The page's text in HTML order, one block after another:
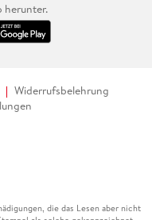
herunter.
Widerrufsbelehrung
die das Lesen aber nicht